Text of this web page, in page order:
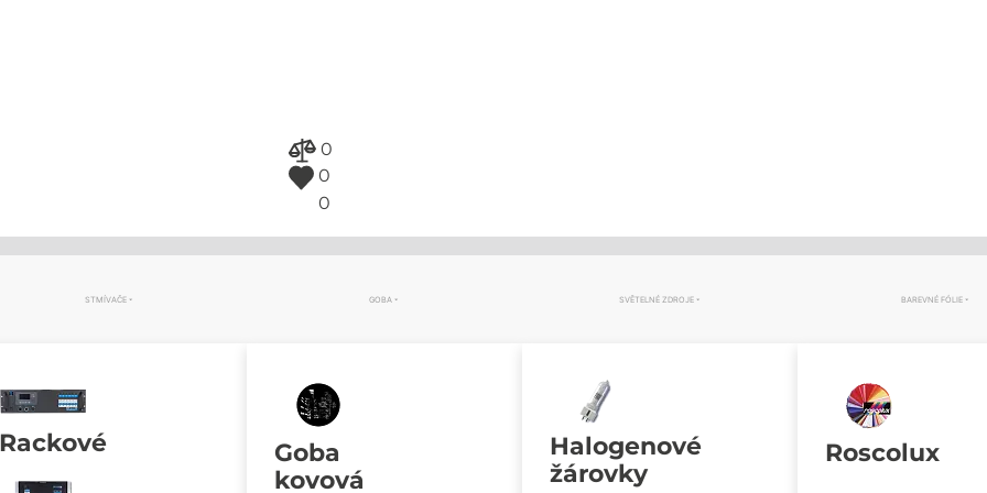
0
0
0
STMÍVAČE
Rackové
GOBA
Goba
kovová
SVĚTELNÉ ZDROJE
Halogenové
žárovky
BAREVNÉ FÓLIE
Roscolux